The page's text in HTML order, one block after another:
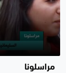
مراسلونا